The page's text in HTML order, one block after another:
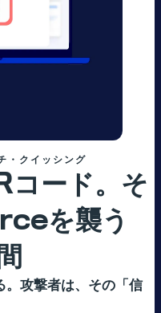
・クイッシング
コード。そ
を襲う
。攻撃者は、その「信